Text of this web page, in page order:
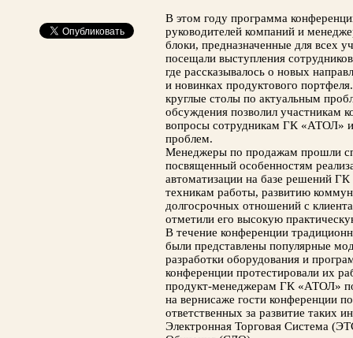
В этом году программа
руководителей компаний и
блоки, предназначенные для всех
посещали выступления
где рассказывалось о новых
и новинках продуктового
круглые столы по актуальным
обсуждения позволил участникам
вопросы сотрудникам ГК «АТОЛ»
проблем.
Менеджеры по продажам прошли
посвященный особенностям
автоматизации на базе решений
техникам работы, развитию
долгосрочных отношений с
отметили его высокую
В течение конференции
были представлены популярные
разработки оборудования и
конференции протестировали их
продукт-менеджерам ГК «АТОЛ»
на вернисаже гости конференции
ответственных за развитие таких
Электронная Торговая Система